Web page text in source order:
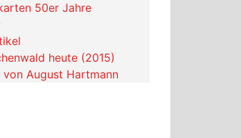
50er Jahre
heute (2015)
von August Hartmann